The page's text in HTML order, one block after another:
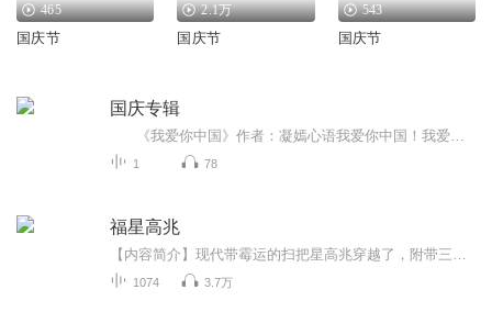
465
国庆节
2.1万
国庆节
543
国庆节
国庆专辑
1 78
福星高兆
1074 3.7万